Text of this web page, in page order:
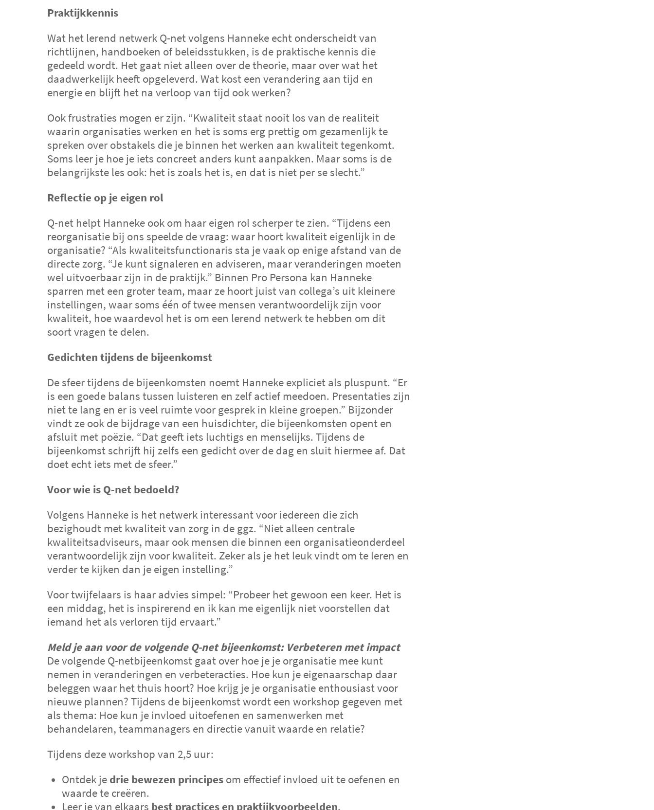
Praktijkkennis
Wat het lerend netwerk Q-net volgens Hanneke echt onderscheidt van
richtlijnen, handboeken of beleidsstukken, is de praktische kennis die
gedeeld wordt. Het gaat niet alleen over de theorie, maar over wat het
daadwerkelijk heeft opgeleverd. Wat kost een verandering aan tijd en
energie en blijft het na verloop van tijd ook werken?
Ook frustraties mogen er zijn. “Kwaliteit staat nooit los van de realiteit
waarin organisaties werken en het is soms erg prettig om gezamenlijk te
spreken over obstakels die je binnen het werken aan kwaliteit tegenkomt.
Soms leer je hoe je iets concreet anders kunt aanpakken. Maar soms is de
belangrijkste les ook: het is zoals het is, en dat is niet per se slecht.”
Reflectie op je eigen rol
Q-net helpt Hanneke ook om haar eigen rol scherper te zien. “Tijdens een
reorganisatie bij ons speelde de vraag: waar hoort kwaliteit eigenlijk in de
organisatie? “Als kwaliteitsfunctionaris sta je vaak op enige afstand van de
directe zorg. “Je kunt signaleren en adviseren, maar veranderingen moeten
wel uitvoerbaar zijn in de praktijk.” Binnen Pro Persona kan Hanneke
sparren met een groter team, maar ze hoort juist van collega’s uit kleinere
instellingen, waar soms één of twee mensen verantwoordelijk zijn voor
kwaliteit, hoe waardevol het is om een lerend netwerk te hebben om dit
soort vragen te delen.
Gedichten tijdens de bijeenkomst
De sfeer tijdens de bijeenkomsten noemt Hanneke expliciet als pluspunt. “Er
is een goede balans tussen luisteren en zelf actief meedoen. Presentaties zijn
niet te lang en er is veel ruimte voor gesprek in kleine groepen.” Bijzonder
vindt ze ook de bijdrage van een huisdichter, die bijeenkomsten opent en
afsluit met poëzie. “Dat geeft iets luchtigs en menselijks. Tijdens de
bijeenkomst schrijft hij zelfs een gedicht over de dag en sluit hiermee af. Dat
doet echt iets met de sfeer.”
Voor wie is Q-net bedoeld?
Volgens Hanneke is het netwerk interessant voor iedereen die zich
bezighoudt met kwaliteit van zorg in de ggz. “Niet alleen centrale
kwaliteitsadviseurs, maar ook mensen die binnen een organisatieonderdeel
verantwoordelijk zijn voor kwaliteit. Zeker als je het leuk vindt om te leren en
verder te kijken dan je eigen instelling.”
Voor twijfelaars is haar advies simpel: “Probeer het gewoon een keer. Het is
een middag, het is inspirerend en ik kan me eigenlijk niet voorstellen dat
iemand het als verloren tijd ervaart.”
Meld je aan voor de volgende Q-net bijeenkomst: Verbeteren met impact
De volgende Q-netbijeenkomst gaat over hoe je je organisatie mee kunt
nemen in veranderingen en verbeteracties. Hoe kun je eigenaarschap daar
beleggen waar het thuis hoort? Hoe krijg je je organisatie enthousiast voor
nieuwe plannen? Tijdens de bijeenkomst wordt een workshop gegeven met
als thema: Hoe kun je invloed uitoefenen en samenwerken met
behandelaren, teammanagers en directie vanuit waarde en relatie?
Tijdens deze workshop van 2,5 uur:
Ontdek je drie bewezen principes om effectief invloed uit te oefenen en
waarde te creëren.
Leer je van elkaars best practices en praktijkvoorbeelden.
Nieuw: SamenWijzer in de GGZ
SamenWijzer in de GGZ maakt leren makkelijker voor
groepen zorgprofessionals zoals intervisiegroepen en
Het platform biedt informatie over actuele ggz thema’s en
inspirerende werkvormen om bijeenkomsten mee vorm te
geven.